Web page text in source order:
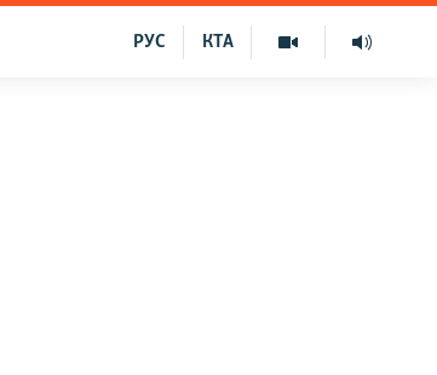
КТА
РУС